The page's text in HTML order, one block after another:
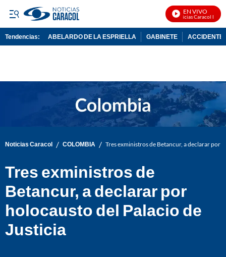
EN VIVO
Noticias Caracol En
Tendencias: ABELARDO DE LA ESPRIELLA GABINETE ACCIDENTE
Noticias Caracol / COLOMBIA / Tres exministros de Betancur, a declarar por
Tres exministros de
Betancur, a declarar por
holocausto del Palacio de
Justicia